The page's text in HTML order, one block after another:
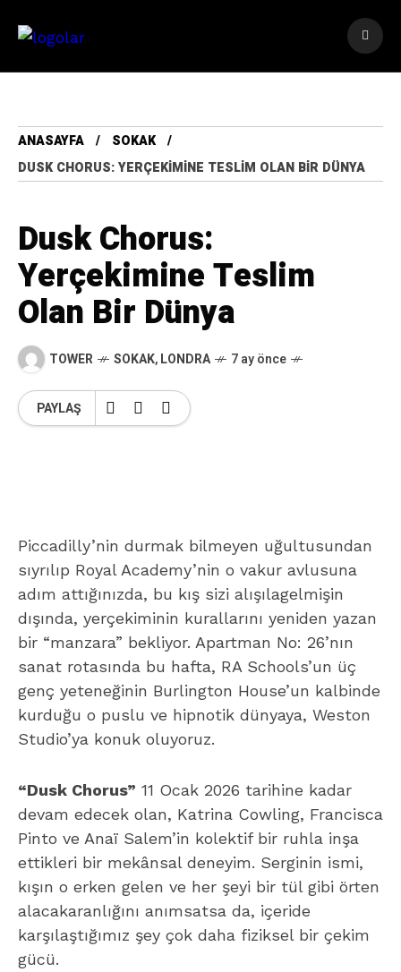
ANASAYFA
SOKAK
DUSK CHORUS: YERÇEKIMINE TESLIM OLAN BIR DÜNYA
Dusk Chorus:
Yerçekimine Teslim
Olan Bir Dünya
TOWER SOKAK,LONDRA 7 ay önce
PAYLAŞ
Piccadilly’nin durmak bilmeyen uğultusundan
sıyrılıp Royal Academy’nin o vakur avlusuna
adım attığınızda, bu kış sizi alışılagelmişin
dışında, yerçekiminin kurallarını yeniden yazan
bir “manzara” bekliyor. Apartman No: 26’nın
sanat rotasında bu hafta, RA Schools’un üç
genç yeteneğinin Burlington House’un kalbinde
kurduğu o puslu ve hipnotik dünyaya, Weston
Studio’ya konuk oluyoruz.
“Dusk Chorus” 11 Ocak 2026 tarihine kadar
devam edecek olan, Katrina Cowling, Francisca
Pinto ve Anaï Salem’in kolektif bir ruhla inşa
ettikleri bir mekânsal deneyim. Serginin ismi,
kışın o erken gelen ve her şeyi bir tül gibi örten
alacakaranlığını anımsatsa da, içeride
karşılaştığımız şey çok daha fiziksel bir çekim
gücü.